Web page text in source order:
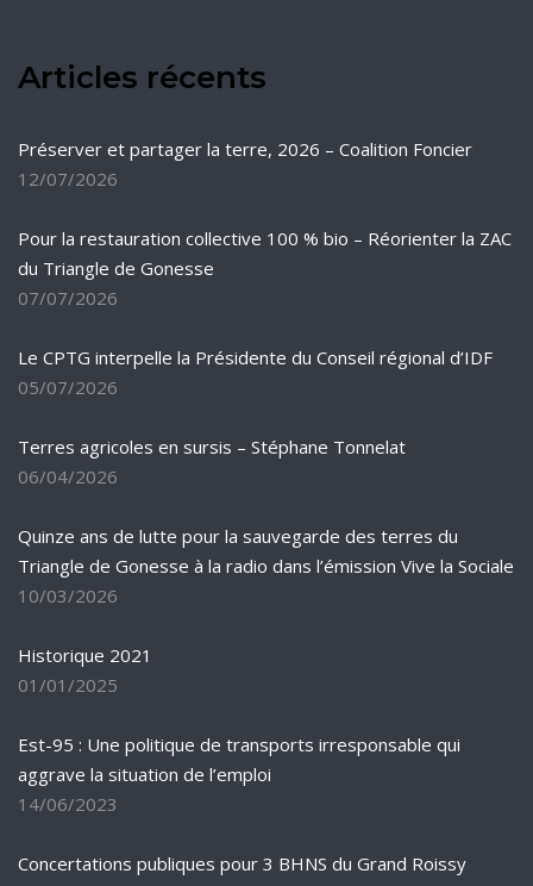
Articles récents
Préserver et partager la terre, 2026 – Coalition Foncier
12/07/2026
Pour la restauration collective 100 % bio – Réorienter la ZAC
du Triangle de Gonesse
07/07/2026
Le CPTG interpelle la Présidente du Conseil régional d’IDF
05/07/2026
Terres agricoles en sursis – Stéphane Tonnelat
06/04/2026
Quinze ans de lutte pour la sauvegarde des terres du
Triangle de Gonesse à la radio dans l’émission Vive la Sociale
10/03/2026
Historique 2021
01/01/2025
Est-95 : Une politique de transports irresponsable qui
aggrave la situation de l’emploi
14/06/2023
Concertations publiques pour 3 BHNS du Grand Roissy